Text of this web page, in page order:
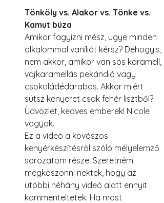
Tönköly vs. Alakor vs. Tönke vs.
Kamut búza
Amikor fagyizni mész, ugye minden
alkalommal vaníliát kérsz? Dehogyis,
nem akkor, amikor van sós karamell,
vajkaramellás pekándió vagy
csokoládédarabos. Akkor miért
sütsz kenyeret csak fehér lisztből?
Üdvözlet, kedves emberek! Nicole
vagyok.
Ez a videó a kovászos
kenyérkészítésről szóló mélyelemző
sorozatom része. Szeretném
megköszönni nektek, hogy az
utóbbi néhány videó alatt ennyit
kommenteltetek. Ha most